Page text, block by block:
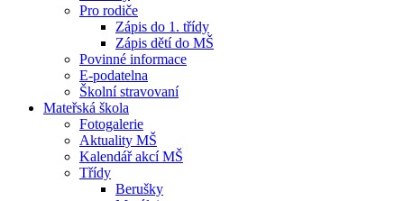
Pro rodiče
Zápis do 1. třídy
Zápis dětí do MŠ
Povinné informace
E-podatelna
Školní stravovaní
Mateřská škola
Fotogalerie
Aktuality MŠ
Kalendář akcí MŠ
Třídy
Berušky